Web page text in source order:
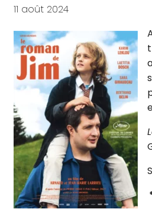
11 août 2024